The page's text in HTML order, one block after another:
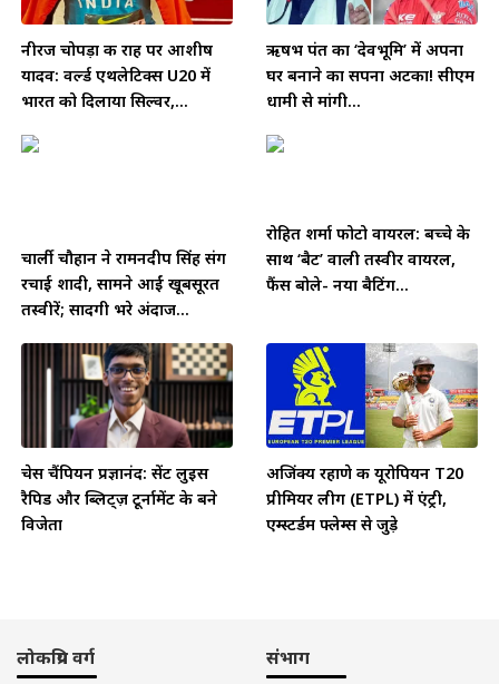
नीरज चोपड़ा की राह पर आशीष
यादव: वर्ल्ड एथलेटिक्स U20 में
भारत को दिलाया सिल्वर,...
ऋषभ पंत का ‘देवभूमि’ में अपना
घर बनाने का सपना अटका! सीएम
धामी से मांगी...
चार्ली चौहान ने रामनदीप सिंह संग
रचाई शादी, सामने आईं खूबसूरत
तस्वीरें; सादगी भरे अंदाज...
रोहित शर्मा फोटो वायरल: बच्चे के
साथ ‘बैट’ वाली तस्वीर वायरल,
फैंस बोले- नया बैटिंग...
चेस चैंपियन प्रज्ञानंद: सेंट लुइस
रैपिड और ब्लिट्ज़ टूर्नामेंट के बने
विजेता
अजिंक्य रहाणे की यूरोपियन T20
प्रीमियर लीग (ETPL) में एंट्री,
एम्स्टर्डम फ्लेम्स से जुड़े
लोकप्रिय वर्ग संभाग